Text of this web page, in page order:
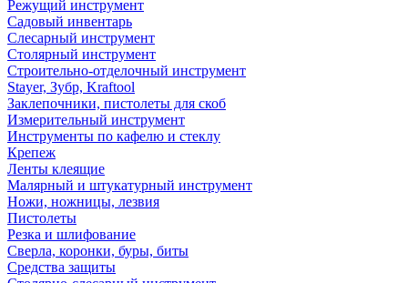
Режущий инструмент
Садовый инвентарь
Слесарный инструмент
Столярный инструмент
Строительно-отделочный инструмент
Stayer, Зубр, Kraftool
Заклепочники, пистолеты для скоб
Измерительный инструмент
Инструменты по кафелю и стеклу
Крепеж
Ленты клеящие
Малярный и штукатурный инструмент
Ножи, ножницы, лезвия
Пистолеты
Резка и шлифование
Сверла, коронки, буры, биты
Средства защиты